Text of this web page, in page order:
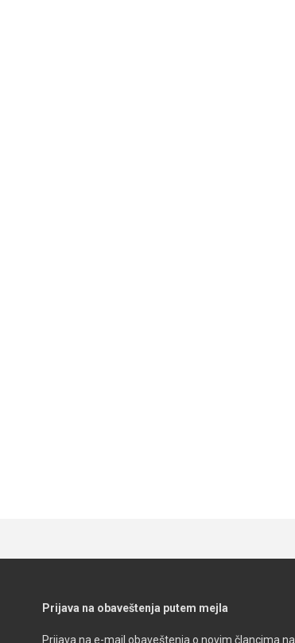
Prijava na obaveštenja putem mejla
Prijava na e-mail obaveštenja o novim člancima na